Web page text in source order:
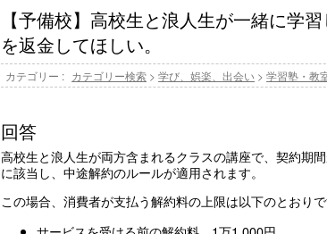
【予備校】高校生と浪人生が一緒に学
を返金してほしい。
カテゴリー : カテゴリー検索 >学び、娯楽、出会い >学習塾・教
回答
高校生と浪人生が両方含まれるクラスの講座で、契約期
に該当し、中途解約のルールが適用されます。
この場合、消費者が支払う解約料の上限は以下のとおりで